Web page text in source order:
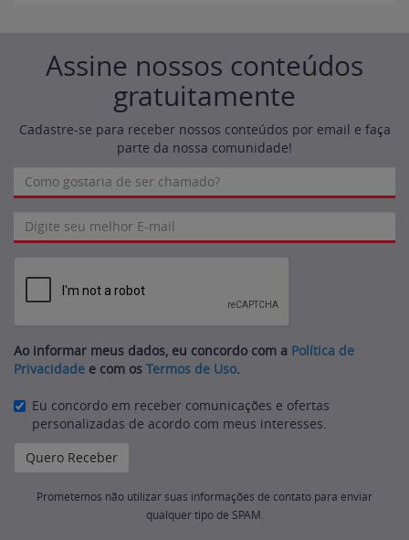
Assine nossos conteúdos
gratuitamente
Cadastre-se para receber nossos conteúdos por email e faça
parte da nossa comunidade!
Ao informar meus dados, eu concordo com a Política de
Privacidade e com os Termos de Uso.
Eu concordo em receber comunicações e ofertas
personalizadas de acordo com meus interesses.
Prometemos não utilizar suas informações de contato para enviar
qualquer tipo de SPAM.